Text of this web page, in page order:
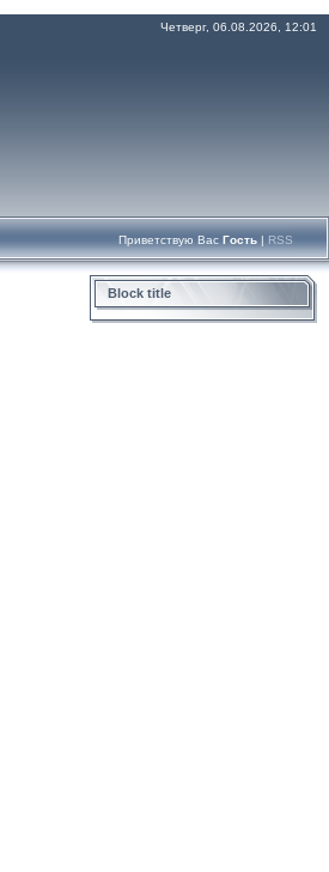
Четверг, 06.08.2026, 12:01
Приветствую Вас Гость | RSS
Block title